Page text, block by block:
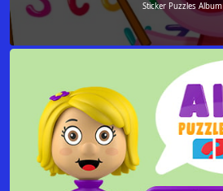
Sticker Puzzles Album